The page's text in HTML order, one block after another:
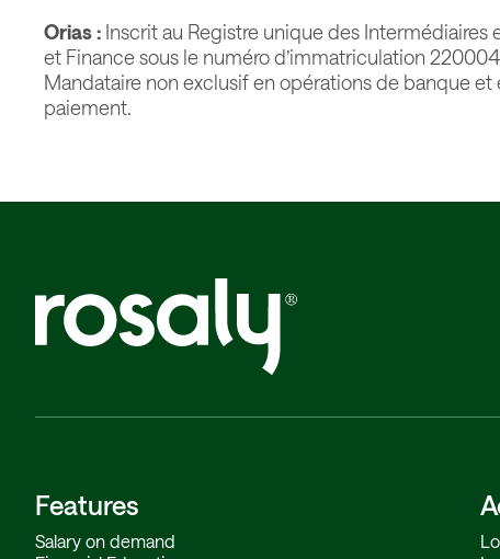
Orias : Inscrit au Registre unique des Intermédiaires
et Finance sous le numéro d’immatriculation
Mandataire non exclusif en opérations de banque et
paiement.
Features
Salary on demand